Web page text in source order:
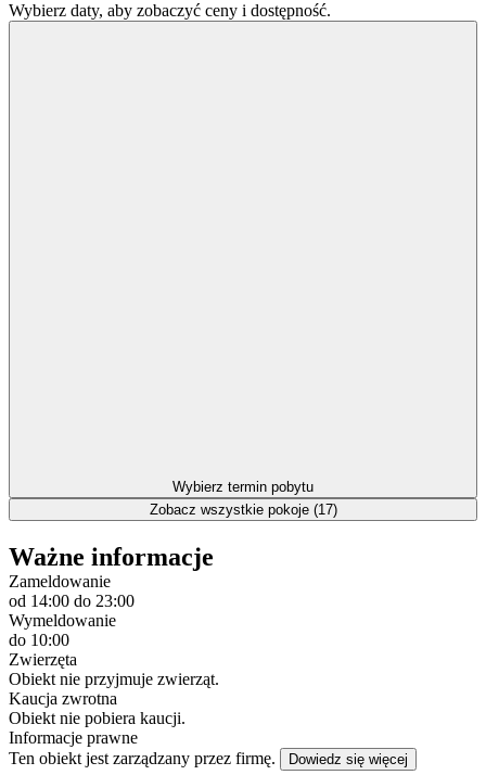
Wybierz daty, aby zobaczyć ceny i dostępność.
Wybierz termin pobytu
Zobacz wszystkie pokoje (17)
Ważne informacje
Zameldowanie
od 14:00 do 23:00
Wymeldowanie
do 10:00
Zwierzęta
Obiekt nie przyjmuje zwierząt.
Kaucja zwrotna
Obiekt nie pobiera kaucji.
Informacje prawne
Ten obiekt jest zarządzany przez firmę.
Dowiedz się więcej